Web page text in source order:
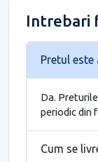
Intrebari
Pretul
Da.
periodic din
Cum se